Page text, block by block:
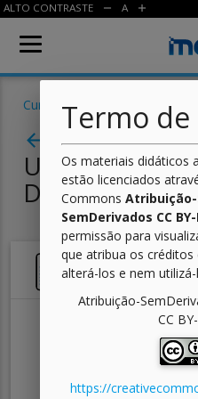
Termo de
Os materiais didáticos
estão licenciados
Commons
SemDerivados CC
permissão para
que atribua os
alterá-los e nem
Atribuição-
CC
https://
ALTO CONTRASTE remove A add
Cursos/Jogos Digitais
arrow_back Aula 01 -
Uma
Da
Atividade 01
Escreva o
o seu quarto e o de
Escreva os passos
algoritmo que